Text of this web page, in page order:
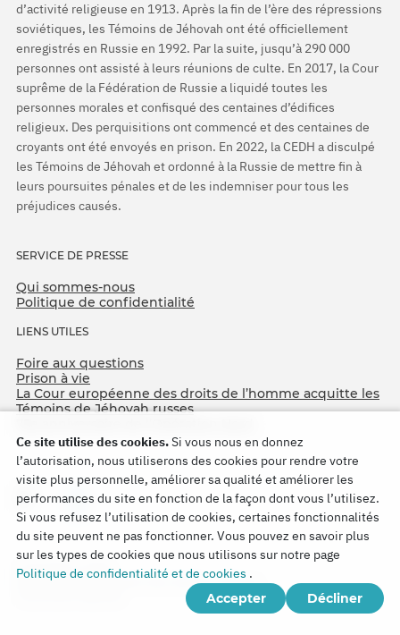
d’activité religieuse en 1913. Après la fin de l’ère des répressions
soviétiques, les Témoins de Jéhovah ont été officiellement
enregistrés en Russie en 1992. Par la suite, jusqu’à 290 000
personnes ont assisté à leurs réunions de culte. En 2017, la Cour
suprême de la Fédération de Russie a liquidé toutes les
personnes morales et confisqué des centaines d’édifices
religieux. Des perquisitions ont commencé et des centaines de
croyants ont été envoyés en prison. En 2022, la CEDH a disculpé
les Témoins de Jéhovah et ordonné à la Russie de mettre fin à
leurs poursuites pénales et de les indemniser pour tous les
préjudices causés.
SERVICE DE PRESSE
Qui sommes-nous
Politique de confidentialité
LIENS UTILES
Foire aux questions
Prison à vie
La Cour européenne des droits de l’homme acquitte les
Témoins de Jéhovah russes
Copyright © 2026
Watch Tower Bible and Tract Society of Korea.
Ce site utilise des cookies.Si vous nous en donnez
l’autorisation, nous utiliserons des cookies pour rendre votre
visite plus personnelle, améliorer sa qualité et améliorer les
performances du site en fonction de la façon dont vous l’utilisez.
Si vous refusez l’utilisation de cookies, certaines fonctionnalités
du site peuvent ne pas fonctionner. Vous pouvez en savoir plus
sur les types de cookies que nous utilisons sur notre page
Politique de confidentialité et de cookies .
Accepter
Décliner